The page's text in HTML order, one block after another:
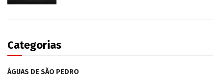
Categorias
ÁGUAS DE SÃO PEDRO